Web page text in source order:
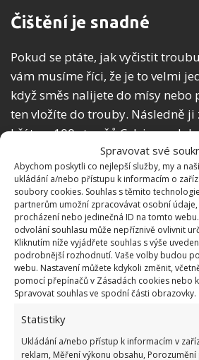
Spravovat své
Abychom poskytli co nejlepší služby, my a
ukládání a/nebo přístupu k informacím o
soubory cookies. Souhlas s těmito
partnerům umožní zpracovávat osobní
procházení nebo jedinečná ID na tomto
odvolání souhlasu může nepříznivě ovlivnit
Kliknutím níže vyjádřete souhlas s výše
podrobnější rozhodnutí. Vaše volby budou
webu. Nastavení můžete kdykoli změnit,
pomocí přepínačů v Zásadách cookies nebo
Spravovat souhlas ve spodní části obrazovky.
Statistiky
Ukládání a/nebo přístup k informacím v
reklam, Měření výkonu obsahu, Porozumění
Čištění je snadné
Pokud se ptáte, jak vyčistit
vám musíme říci, že je to velmi
když směs nalijete do mísy nebo
ten vložíte do trouby. Následně ji
hřát na 100 stupňů Celsia po
daný čas uplyne, tak ji vypněte,
neotvírejte a počkejte další půl
Potom stačí troubu otevřít, vzít
nádobí nebo hadřík a vnitřek
překvapeni tím, jak všechny
je snadno odstraníte. Za vše
teploty, páry, ale také účinných
obsaženy ve vašem přírodním
vyrobíte ho snadno a cena všech
pár korun.